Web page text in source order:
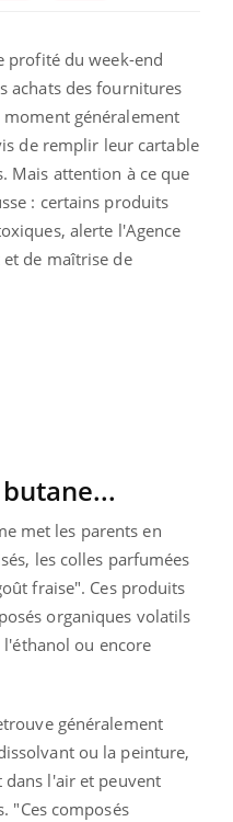
profité du week-end
achats des fournitures
généralement
de remplir leur cartable
Mais attention à ce que
: certains produits
alerte l'Agence
de maîtrise de
met les parents en
les colles parfumées
fraise". Ces produits
organiques volatils
ou encore
généralement
ou la peinture,
l'air et peuvent
"Ces composés